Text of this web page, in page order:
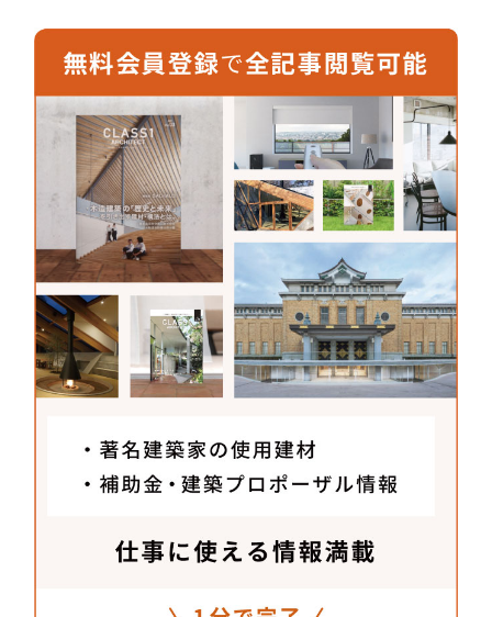
置できるようになっています。こうした構造物の存
在によって道路空間の活用の幅が広がるのではない
かと考えていて、今後は製品化も予定しています。
株式会社ユニオン
〒550-0015
大阪府大阪市西区南堀江2-13-22
TEL：06-6532-3188
FAX：06-6533-3747
MAIL：
info@artunion.co.jp
URL： www.artunion.co.jp/